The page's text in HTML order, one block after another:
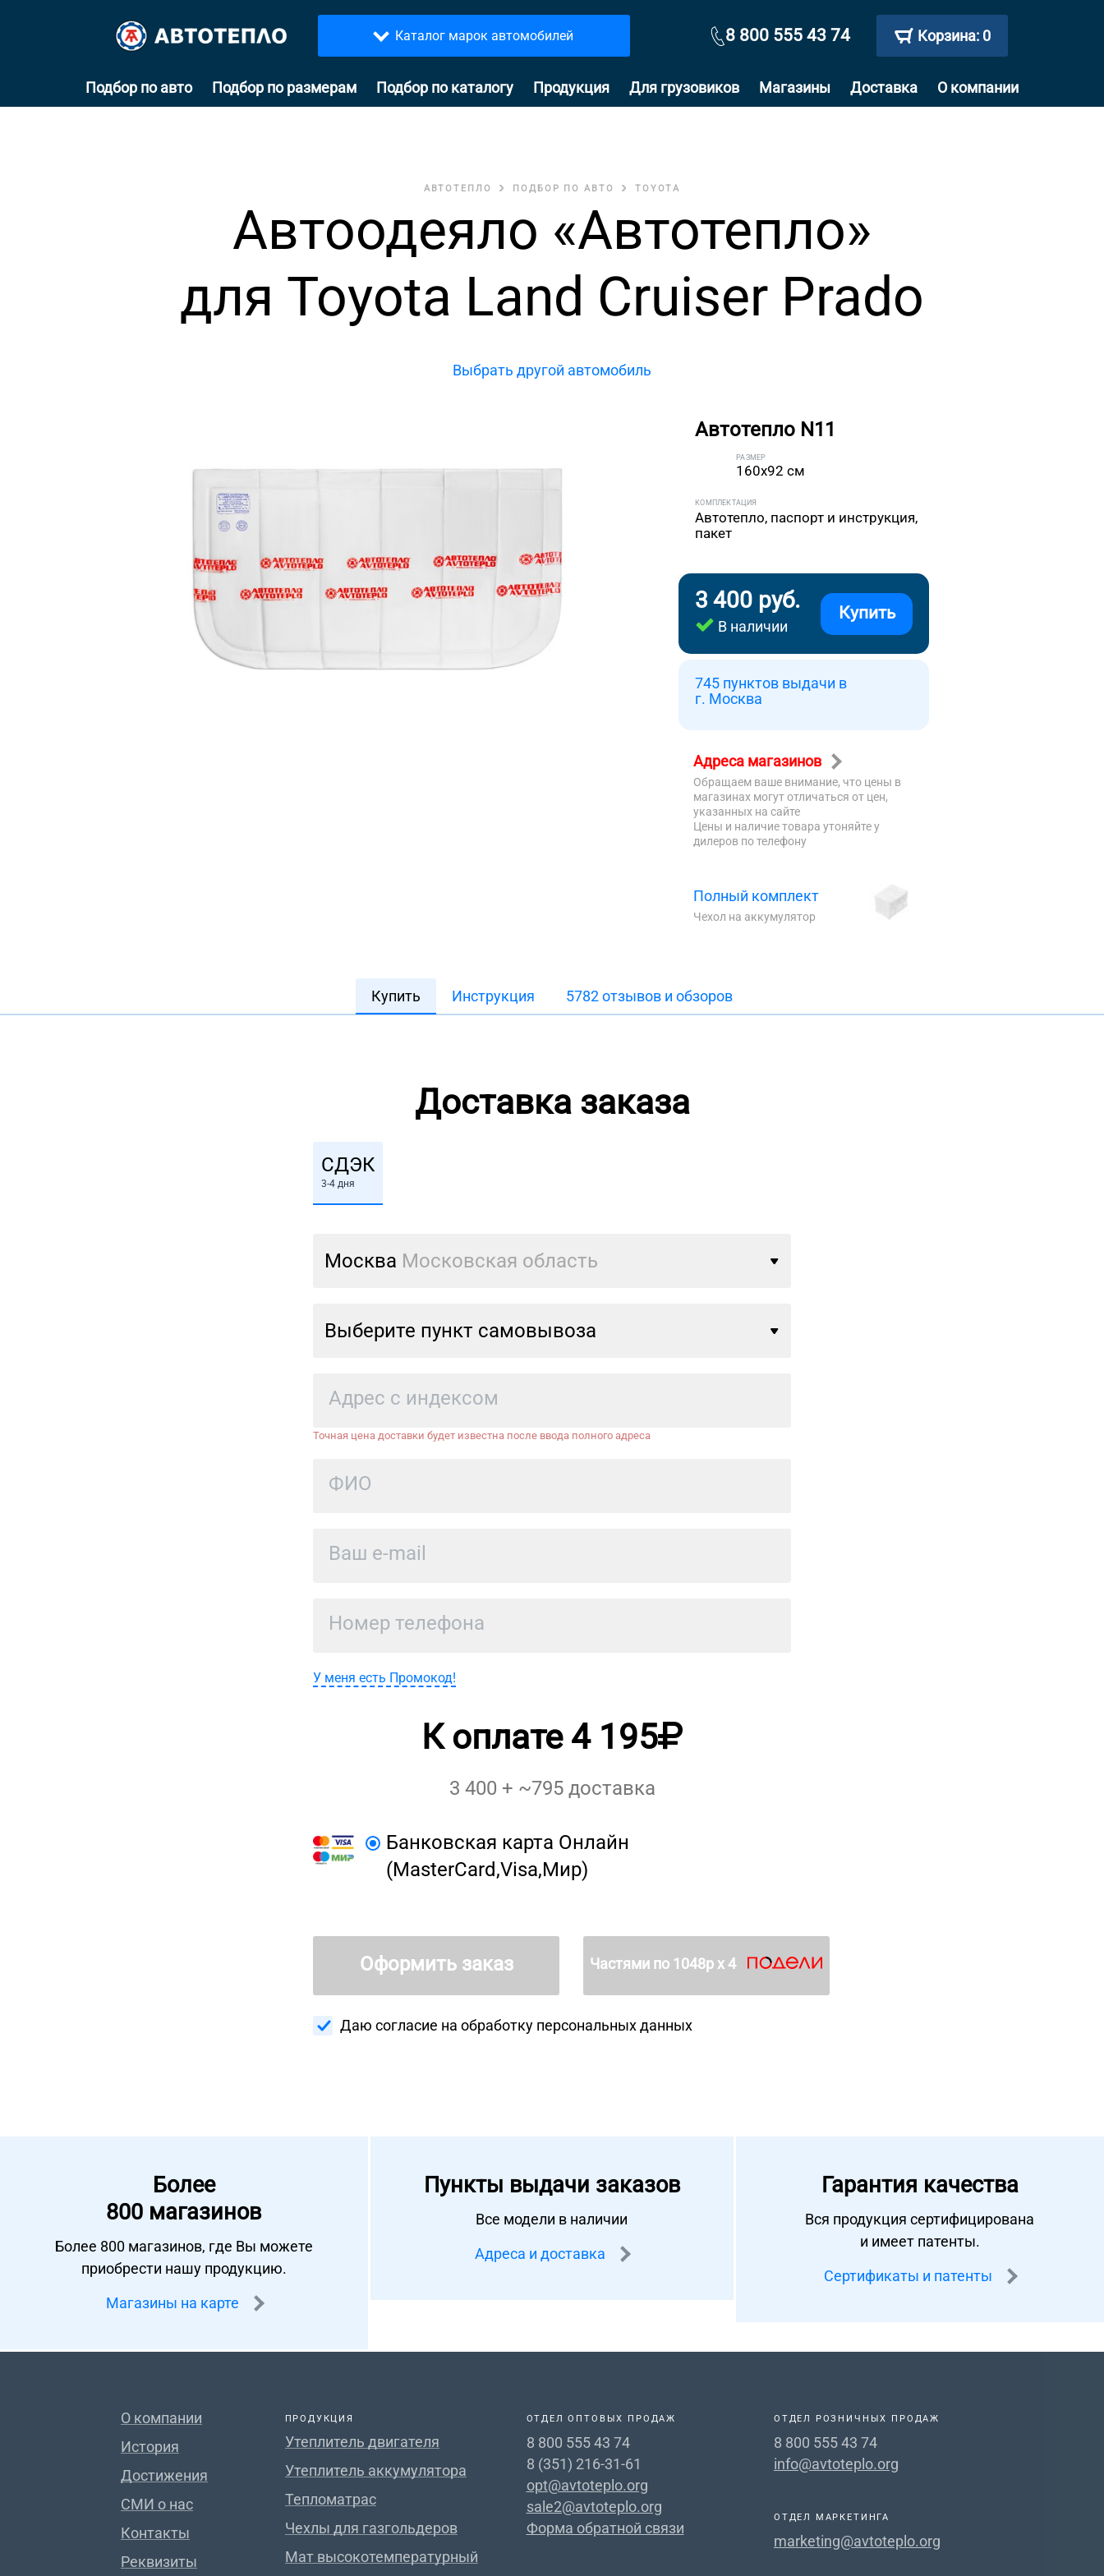
Каталог марок автомобилей 8 800 555 43 74 Корзина: 0
Подбор по авто Подбор по размерам Подбор по каталогу Продукция Для грузовиков Магазины Доставка О компании
АВТОТЕПЛО ПОДБОР ПО АВТО TOYOTA
Автоодеяло «Автотепло»
для Toyota Land Cruiser Prado
Выбрать другой автомобиль
Автотепло N11
РАЗМЕР
160x92 см
КОМПЛЕКТАЦИЯ
Автотепло, паспорт и инструкция,
пакет
3 400 руб.
В наличии
Купить
745 пунктов выдачи в
г. Москва
Адреса магазинов
Обращаем ваше внимание, что цены в
магазинах могут отличаться от цен,
указанных на сайте
Цены и наличие товара утоняйте у
дилеров по телефону
Полный комплект
Чехол на аккумулятор
Купить Инструкция 5782 отзывов и обзоров
Доставка заказа
СДЭК
3-4 дня
Москва Московская область
Выберите пункт самовывоза
Точная цена доставки будет известна после ввода полного адреса
У меня есть Промокод!
К оплате 4 195
3 400 + ~795доставка
Банковская карта Онлайн
(MasterCard,Visa,Мир)
Оформить заказ Частями по 1048р х 4
Даю согласие на обработку персональных данных
Более
800 магазинов
Более 800 магазинов, где Вы можете
приобрести нашу продукцию.
Магазины на карте
Пункты выдачи заказов
Все модели в наличии
Адреса и доставка
Гарантия качества
Вся продукция сертифицирована
и имеет патенты.
Сертификаты и патенты
О компании
История
Достижения
СМИ о нас
Контакты
Реквизиты
ПРОДУКЦИЯ
Утеплитель двигателя
Утеплитель аккумулятора
Тепломатрас
Чехлы для газгольдеров
Мат высокотемпературный
ОТДЕЛ ОПТОВЫХ ПРОДАЖ
8 800 555 43 74
8 (351) 216-31-61
opt@avtoteplo.org
sale2@avtoteplo.org
Форма обратной связи
ОТДЕЛ РОЗНИЧНЫХ ПРОДАЖ
8 800 555 43 74
info@avtoteplo.org
ОТДЕЛ МАРКЕТИНГА
marketing@avtoteplo.org